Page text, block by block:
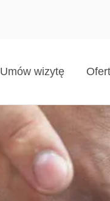
Umów wizytę